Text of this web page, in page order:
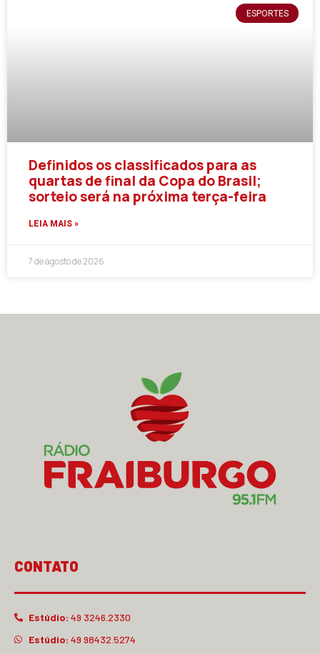
ESPORTES
Definidos os classificados para as
quartas de final da Copa do Brasil;
sorteio será na próxima terça-feira
LEIA MAIS »
7 de agosto de 2026
CONTATO
Estúdio: 49 3246.2330
Estúdio: 49 98432.5274